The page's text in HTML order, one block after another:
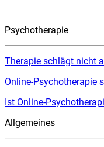
Psychotherapie
Therapie schlägt nicht
Online-Psychotherapie
Ist Online-
Allgemeines